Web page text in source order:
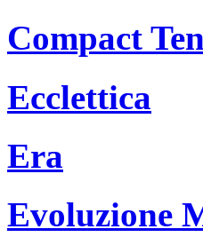
Compact Ten
Ecclettica
Era
Evoluzione